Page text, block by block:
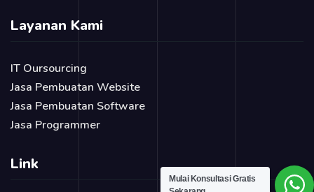
Layanan Kami
IT Oursourcing
Jasa Pembuatan Website
Jasa Pembuatan Software
Jasa Programmer
Link
Mulai Konsultasi Gratis